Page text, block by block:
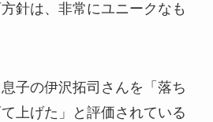
針は、非常にユニークなも
子の伊沢拓司さんを「落ち
上げた」と評価されている